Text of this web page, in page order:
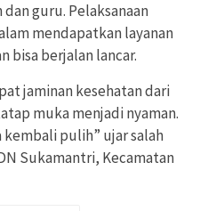
guru. Pelaksanaan
mendapatkan layanan
bisa berjalan lancar.
jaminan kesehatan dari
muka menjadi nyaman.
kembali pulih” ujar salah
Sukamantri, Kecamatan